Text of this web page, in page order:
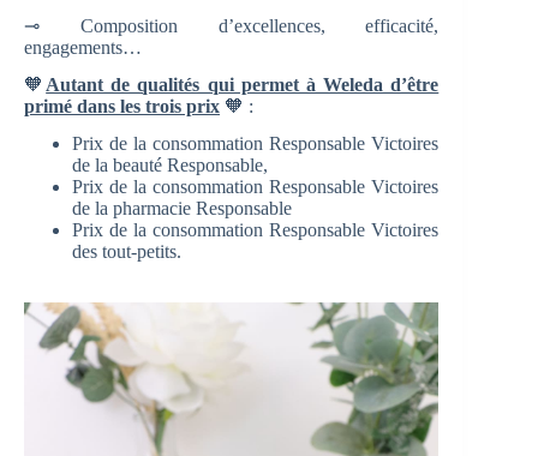
⊸ Composition d’excellences, efficacité,
engagements…
🧡 Autant de qualités qui permet à Weleda d’être
primé dans les trois prix 🧡 :
Prix de la consommation Responsable Victoires
de la beauté Responsable,
Prix de la consommation Responsable Victoires
de la pharmacie Responsable
Prix de la consommation Responsable Victoires
des tout-petits.